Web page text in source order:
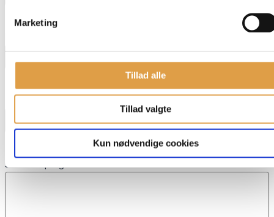
Marketing
Tillad alle
Tillad valgte
Kun nødvendige cookies
Skriv dit spørgsmål